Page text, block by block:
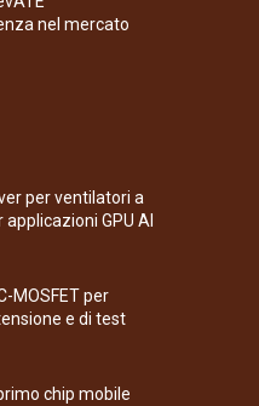
nel mercato
per ventilatori a
GPU AI
MOSFET per
e di test
chip mobile